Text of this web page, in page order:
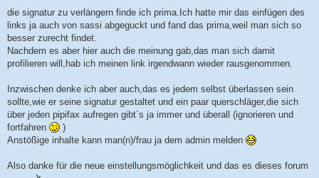
a
g
die signatur zu verlängern finde ich prima.Ich hatte mir das einfügen des
links ja auch von sassi abgeguckt und fand das prima,weil man sich so
besser zurecht findet.
Nachdem es aber hier auch die meinung gab,das man sich damit
profilieren will,hab ich meinen link irgendwann wieder rausgenommen.
Inzwischen denke ich aber auch,das es jedem selbst überlassen sein
sollte,wie er seine signatur gestaltet und ein paar querschläger,die sich
über jeden pipifax aufregen gibt´s ja immer und überall (ignorieren und
fortfahren
)
Anstößige inhalte kann man(n)/frau ja dem admin melden
Also danke für die neue einstellungsmöglichkeit und das es dieses forum